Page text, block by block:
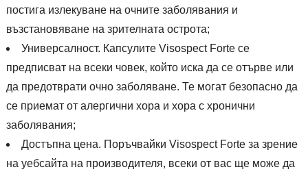
постига излекуване на очните заболявания и
възстановяване на зрителната острота;
Универсалност. Капсулите Visospect Forte се
предписват на всеки човек, който иска да се отърве или
да предотврати очно заболяване. Те могат безопасно да
се приемат от алергични хора и хора с хронични
заболявания;
Достъпна цена. Поръчвайки Visospect Forte за зрение
на уебсайта на производителя, всеки от вас ще може да